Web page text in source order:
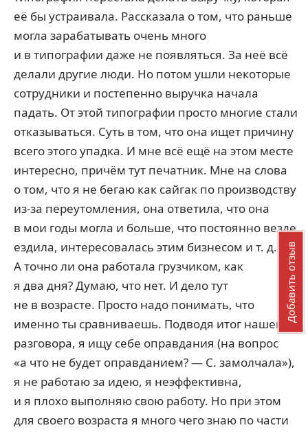
её бы устраивала. Рассказала о том, что раньше
могла зарабатывать очень много
и в типографии даже не появляться. За неё всё
делали другие люди. Но потом ушли некоторые
сотрудники и постепенно выручка начала
падать. От этой типографии просто многие стали
отказываться. Суть в том, что она ищет причину
всего этого упадка. И мне всё ещё на этом месте
интересно, причём тут печатник. Мне на слова
о том, что я не бегаю как сайгак по производству
из-за переутомления, она ответила, что она
в мои годы могла и больше, что постоянно везде
ездила, интересовалась этим бизнесом и т. д.
А точно ли она работала грузчиком, как
я два дня? Думаю, что нет. И дело тут
не в возрасте. Просто надо понимать, что
именно ты сравниваешь. Подводя итог нашего
разговора, я ищу себе оправдания (на вопрос
«а что не будет оправданием? — С. замолчала»),
я не работаю за идею, я неэффективна,
и я плохо выполняю свою работу. Но при этом
для своего возраста я много чего знаю по части
Добавить отзыв